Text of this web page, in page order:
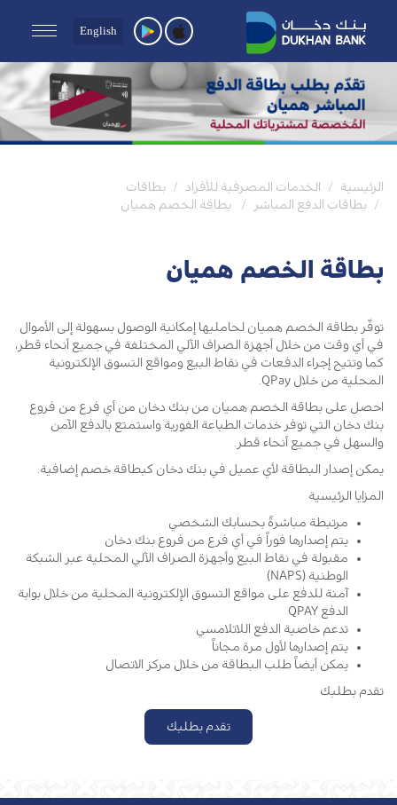
English
الرئيسية الخدمات المصرفية للأفراد
بطاقات
بطاقات الدفع المباشر
بطاقة الخصم هميان
بطاقة الخصم هميان
توفّر بطاقة الخصم هميان لحامليها إمكانية الوصول بسهولة إلى الأموال
في أي وقت من خلال أجهزة الصراف الآلي المختلفة في جميع أنحاء قطر،
كما وتتيح إجراء الدفعات في نقاط البيع ومواقع التسوق الإلكترونية
المحلية من خلال QPay.
احصل على بطاقة الخصم هميان من بنك دخان من أي فرع من فروع
بنك دخان التي توفر خدمات الطباعة الفورية واستمتع بالدفع الآمن
والسهل في جميع أنحاء قطر.
يمكن إصدار البطاقة لأي عميل في بنك دخان كبطاقة خصم إضافية.
المزايا الرئيسية
مرتبطة مباشرةً بحسابك الشخصي
يتم إصدارها فوراً في أي فرع من فروع بنك دخان
مقبولة في نقاط البيع وأجهزة الصراف الآلي المحلية عبر الشبكة
الوطنية (NAPS)
آمنة للدفع على مواقع التسوق الإلكترونية المحلية من خلال بوابة
الدفع QPAY
تدعم خاصية الدفع اللاتلامسي
يتم إصدارها لأول مرة مجاناً
يمكن أيضاً طلب البطاقة من خلال مركز الاتصال
تقدم بطلبك
تقدم بطلبك